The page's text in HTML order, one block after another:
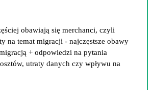
obawiają się merchanci, czyli
na temat migracji - najczęstsze obawy
+ odpowiedzi na pytania
utraty danych czy wpływu na